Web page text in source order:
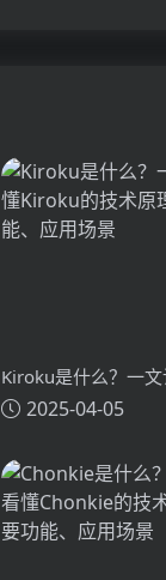
Kiroku是什么？一
Kiroku的技术原理、
2025-04-05